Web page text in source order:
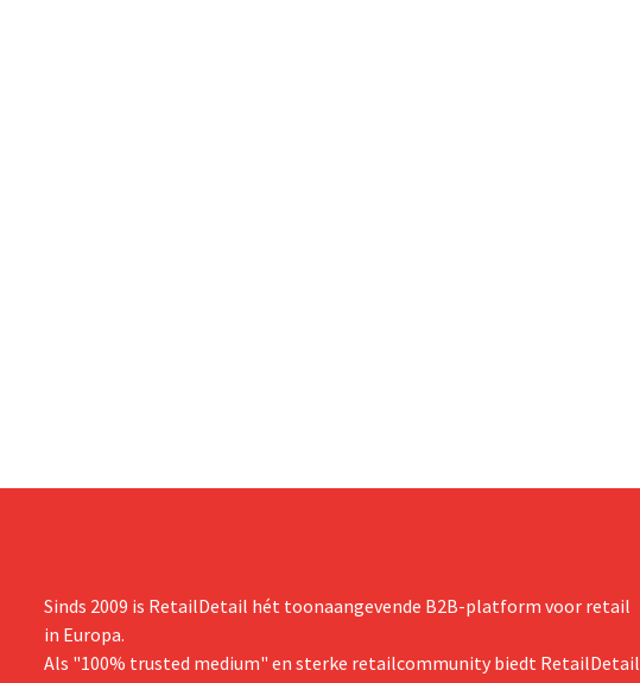
Sinds 2009 is RetailDetail hét toonaangevende B2B-platform voor retail
in Europa.
Als "100% trusted medium" en sterke retailcommunity biedt RetailDetail